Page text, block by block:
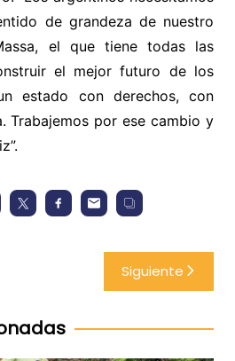
de grandeza de nuestro
el que tiene todas las
el mejor futuro de los
estado con derechos, con
Trabajemos por ese cambio y
Siguiente